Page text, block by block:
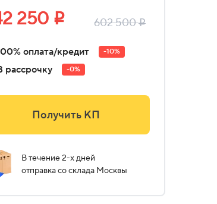
250 i 602 500i
оплата/кредит -10%
рассрочку -0%
Получить КП
В течение 2-х дней
отправка со склада Москвы